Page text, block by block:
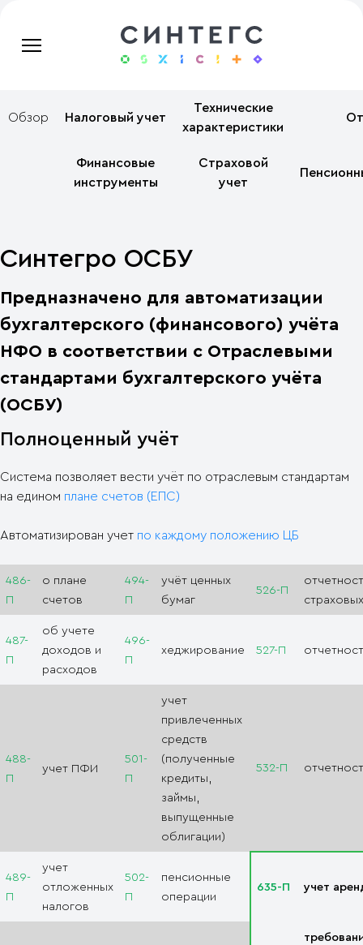
Обзор Налоговый учет
Технические
характеристики
Финансовые
инструменты
Страховой
учет
Синтегро ОСБУ
Предназначено для автоматизации
бухгалтерского (финансового) учёта
НФО в соответствии с Отраслевыми
стандартами бухгалтерского учёта
(ОСБУ)
Полноценный учёт
Система позволяет вести учёт по отраслевым стандартам
на едином плане счетов (ЕПС)
Автоматизирован учет по каждому положению ЦБ
486-
П
о плане
счетов
494-
П
учёт ценных
бумаг
526-П
487-
П
об учете
доходов и
расходов
496-
П
хеджирование 527-П
488-
П
учет ПФИ
501-
П
учет
привлеченных
средств
(полученные
кредиты,
займы,
выпущенные
облигации)
532-П
489-
П
учет
отложенных
налогов
502-
П
пенсионные
операции
635-П учет